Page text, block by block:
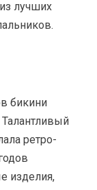
лучших
бикини
ретро-
изделия,